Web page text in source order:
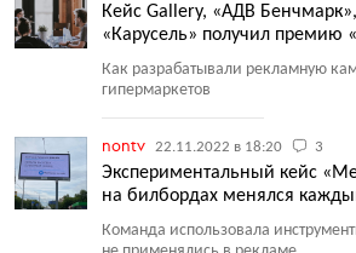
Кейс Gallery, «АДВ
«Карусель» получил премию
Как разрабатывали рекламную
гипермаркетов
nontv 22.11.2022 в 18:20 3
Экспериментальный кейс
на билбордах менялся
Команда использовала